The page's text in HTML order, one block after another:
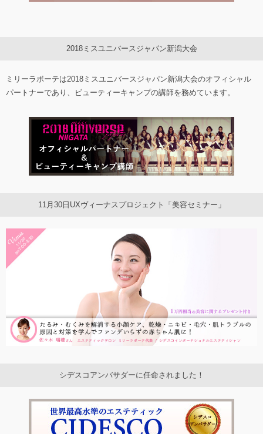
2018ミスユニバースジャパン新潟大会
ミリーラボーテは2018ミスユニバースジャパン新潟大会のオフィシャル
パートナーであり、ビューティーキャンプの講師を務めています。
11月30日UXヴィーナスプロジェクト「美容セミナー」
シデスコアンバサダーに任命されました！